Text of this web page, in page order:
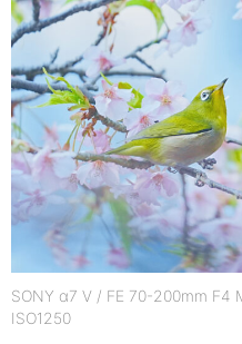
SONY α7 V / FE 70-200mm F4
ISO1250